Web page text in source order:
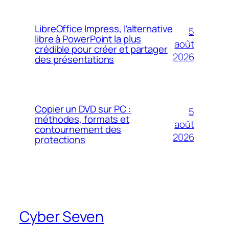
LibreOffice Impress, l’alternative
libre à PowerPoint la plus
crédible pour créer et partager
des présentations
5
août
2026
Copier un DVD sur PC :
méthodes, formats et
contournement des
protections
5
août
2026
Cyber Seven